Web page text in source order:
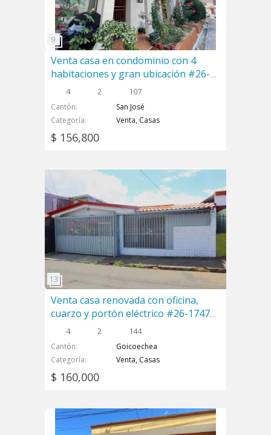
Venta casa en condominio con 4
habitaciones y gran ubicación #26-
1913 GS
4 2 107
Cantón
San José
Categoría
Venta, Casas
$ 156,800
Venta casa renovada con oficina,
cuarzo y portón eléctrico #26-1747
4 2 144
Cantón
Goicoechea
Categoría
Venta, Casas
$ 160,000